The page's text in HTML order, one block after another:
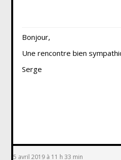
Bonjour,
Une rencontre bien
Serge
5 avril 2019 à 11 h 33 min